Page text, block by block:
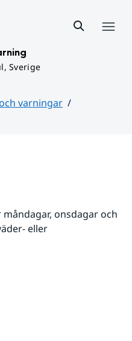
Sverige
varningar
onsdagar och
eller